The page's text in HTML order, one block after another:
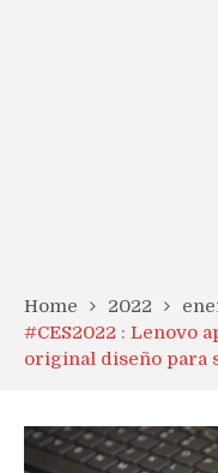
Home 2022
#CES2022 : Lenovo
original diseño para